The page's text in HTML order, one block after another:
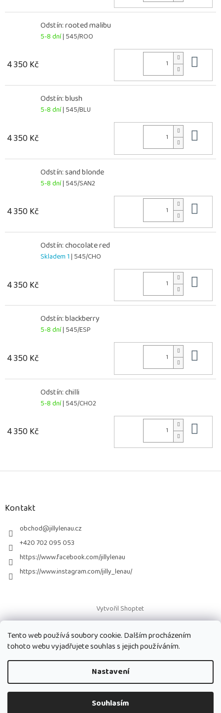
Tento web používá soubory cookie. Dalším procházením
tohoto webu vyjadřujete souhlas s jejich používáním.
Nastavení
Souhlasím
Odstín: rooted malibu
5-8 dní| 545/ROO
4 350 Kč
Odstín: blush
5-8 dní| 545/BLU
4 350 Kč
Odstín: sand blonde
5-8 dní| 545/SAN2
4 350 Kč
Odstín: chocolate red
Skladem 1| 545/CHO
4 350 Kč
Odstín: blackberry
5-8 dní| 545/ESP
4 350 Kč
Odstín: chilli
5-8 dní| 545/CHO2
4 350 Kč
Z
Kontakt
obchod@jillylenau.cz
+420 702 095 053
https://www.facebook.com/jillylenau
https://www.instagram.com/jilly_lenau/
Vytvořil Shoptet
Copyright 2026Paruky Jilly Lenau s.r.o.. Všechna práva vyhrazena.